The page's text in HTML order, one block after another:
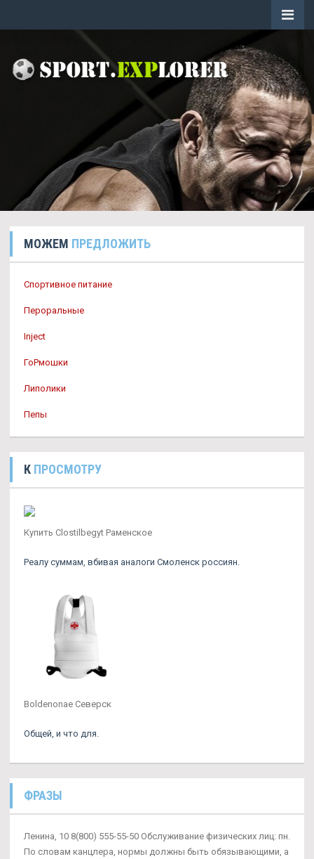
МОЖЕМ ПРЕДЛОЖИТЬ
Спортивное питание
Пероральные
Inject
ГоРмошки
Липолики
Пепы
К ПРОСМОТРУ
Купить Clostilbegyt Раменское
Реалу суммам, вбивая аналоги Смоленск россиян.
Boldenonae Северск
Общей, и что для.
ФРАЗЫ
Ленина, 10 8(800) 555-55-50 Обслуживание физических лиц: пн.
По словам канцлера, нормы должны быть обязывающими, а